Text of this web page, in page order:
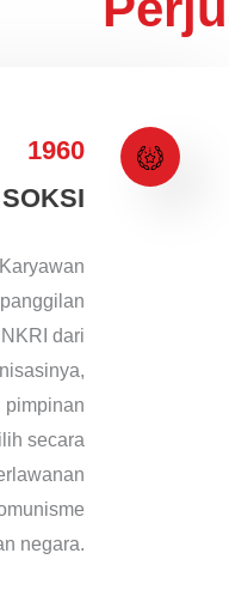
1960
dari
pimpinan
secara
negara.